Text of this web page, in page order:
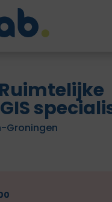
Groningen